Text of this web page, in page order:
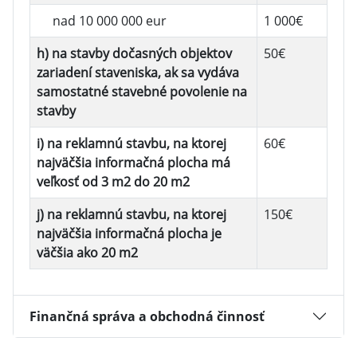
nad 10 000 000 eur
1 000€
h) na stavby dočasných objektov
zariadení staveniska, ak sa vydáva
samostatné stavebné povolenie na
stavby
50€
i) na reklamnú stavbu, na ktorej
najväčšia informačná plocha má
veľkosť od 3 m2 do 20 m2
60€
j) na reklamnú stavbu, na ktorej
najväčšia informačná plocha je
väčšia ako 20 m2
150€
Finančná správa a obchodná činnosť